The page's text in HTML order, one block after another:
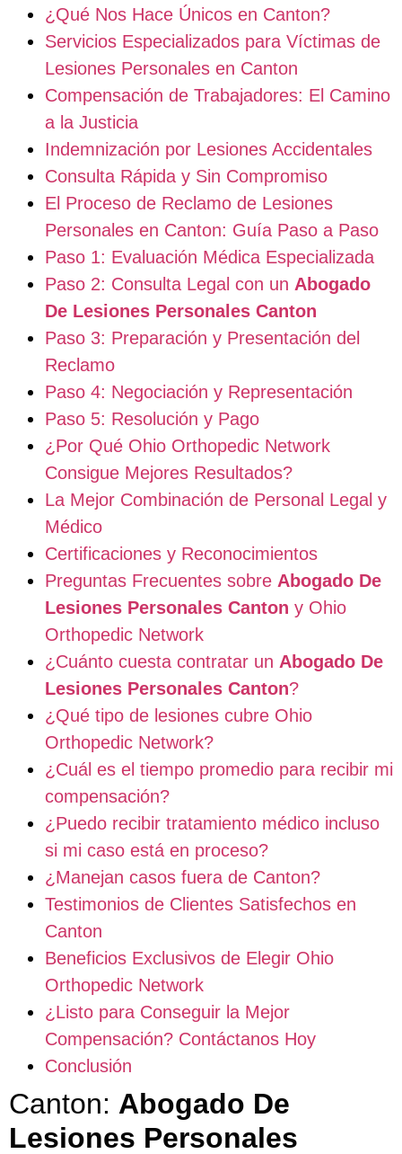
¿Qué Nos Hace Únicos en Canton?
Servicios Especializados para Víctimas de
Lesiones Personales en Canton
Compensación de Trabajadores: El Camino
a la Justicia
Indemnización por Lesiones Accidentales
Consulta Rápida y Sin Compromiso
El Proceso de Reclamo de Lesiones
Personales en Canton: Guía Paso a Paso
Paso 1: Evaluación Médica Especializada
Paso 2: Consulta Legal con un Abogado
De Lesiones Personales Canton
Paso 3: Preparación y Presentación del
Reclamo
Paso 4: Negociación y Representación
Paso 5: Resolución y Pago
¿Por Qué Ohio Orthopedic Network
Consigue Mejores Resultados?
La Mejor Combinación de Personal Legal y
Médico
Certificaciones y Reconocimientos
Preguntas Frecuentes sobre Abogado De
Lesiones Personales Canton y Ohio
Orthopedic Network
¿Cuánto cuesta contratar un Abogado De
Lesiones Personales Canton?
¿Qué tipo de lesiones cubre Ohio
Orthopedic Network?
¿Cuál es el tiempo promedio para recibir mi
compensación?
¿Puedo recibir tratamiento médico incluso
si mi caso está en proceso?
¿Manejan casos fuera de Canton?
Testimonios de Clientes Satisfechos en
Canton
Beneficios Exclusivos de Elegir Ohio
Orthopedic Network
¿Listo para Conseguir la Mejor
Compensación? Contáctanos Hoy
Conclusión
Canton: Abogado De
Lesiones Personales